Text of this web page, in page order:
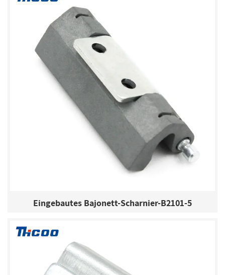
Eingebautes Bajonett-Scharnier-B2101-5